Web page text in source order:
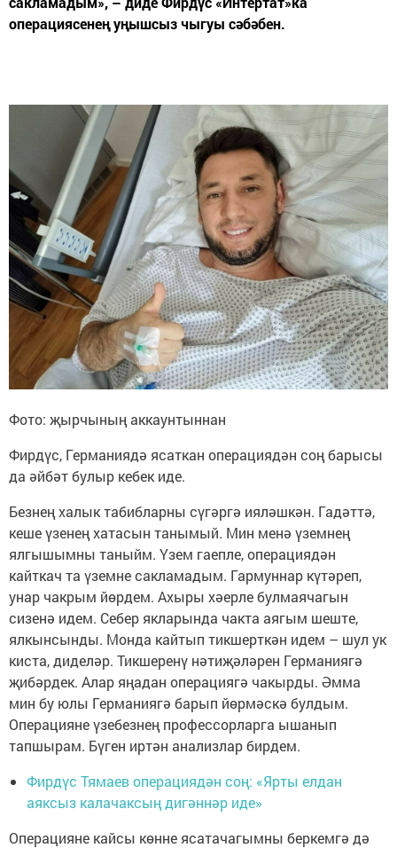
операциясенең уңышсыз чыгуы сәбәбен.
Фото: җырчының аккаунтыннан
Фирдүс, Германиядә ясаткан операциядән соң барысы
да әйбәт булыр кебек иде.
Безнең халык табибларны сүгәргә ияләшкән. Гадәттә,
кеше үзенең хатасын танымый. Мин менә үземнең
ялгышымны таныйм. Үзем гаепле, операциядән
кайткач та үземне сакламадым. Гармуннар күтәреп,
унар чакрым йөрдем. Ахыры хәерле булмаячагын
сизенә идем. Себер якларында чакта аягым шеште,
ялкынсынды. Монда кайтып тикшерткән идем – шул ук
киста, диделәр. Тикшеренү нәтиҗәләрен Германиягә
җибәрдек. Алар яңадан операциягә чакырды. Әмма
мин бу юлы Германиягә барып йөрмәскә булдым.
Операцияне үзебезнең профессорларга ышанып
тапшырам. Бүген иртән анализлар бирдем.
Фирдүс Тямаев операциядән соң: «Ярты елдан
аяксыз калачаксың дигәннәр иде»
Операцияне кайсы көнне ясатачагымны беркемгә дә